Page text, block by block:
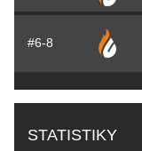
#6-8
STATISTIKY